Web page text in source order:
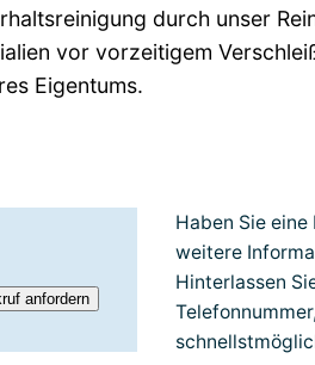
durch unser
vor vorzeitigem
Eigentums.
Haben Sie
weitere
Hinterlassen